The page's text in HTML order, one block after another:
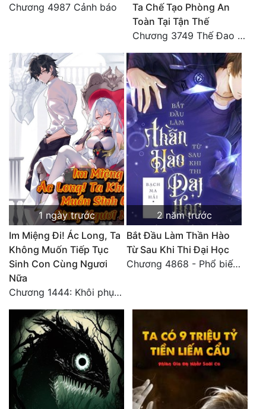
Chương 4987 Cảnh báo
Ta Chế Tạo Phòng An
Toàn Tại Tận Thế
Chương 3749 Thế Đao xuất kích
1 ngày trước
Im Miệng Đi! Ác Long, Ta
Không Muốn Tiếp Tục
Sinh Con Cùng Ngươi
Nữa
Chương 1444: Khôi phục quỹ đạo
2 năm trước
Bắt Đầu Làm Thần Hào
Từ Sau Khi Thi Đại Học
Chương 4868 - Phổ biến Hạ Quốc tệ!